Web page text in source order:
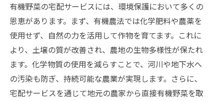
有機野菜の宅配サービスには、環境保護において多くの
恩恵があります。まず、有機農法では化学肥料や農薬を
使用せず、自然の力を活用して作物を育てます。これに
より、土壌の質が改善され、農地の生物多様性が保たれ
ます。化学物質の使用を減らすことで、河川や地下水へ
の汚染も防ぎ、持続可能な農業が実現します。さらに、
宅配サービスを通じて地元の農家から直接有機野菜を取